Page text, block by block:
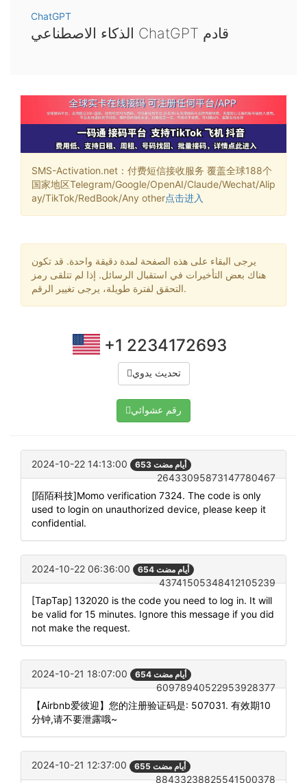
ChatGPT
الذكاء الاصطناعي ChatGPT قادم
SMS-Activation.net：付费短信接收服务 覆盖全球188个
国家地区Telegram/Google/OpenAI/Claude/Wechat/Alip
ay/TikTok/RedBook/Any other点击进入
يرجى البقاء على هذه الصفحة لمدة دقيقة واحدة. قد تكون
هناك بعض التأخيرات في استقبال الرسائل. إذا لم تتلقى رمز
التحقق لفترة طويلة، يرجى تغيير الرقم.
+1 2234172693
تحديث يدوي
رقم عشوائي
2024-10-22 14:13:00 653 أيام مضت
26433095873147780467
[陌陌科技]Momo verification 7324. The code is only
used to login on unauthorized device, please keep it
confidential.
2024-10-22 06:36:00 654 أيام مضت
43741505348412105239
[TapTap] 132020 is the code you need to log in. It will
be valid for 15 minutes. Ignore this message if you did
not make the request.
2024-10-21 18:07:00 654 أيام مضت
60978940522953928377
【Airbnb爱彼迎】您的注册验证码是: 507031. 有效期10
分钟,请不要泄露哦~
2024-10-21 12:37:00 655 أيام مضت
88433238825541500378